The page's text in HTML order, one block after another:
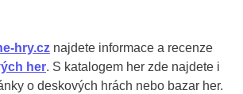
hry.cz najdete informace a recenze
her. S katalogem her zde najdete i
o deskových hrách nebo bazar her.